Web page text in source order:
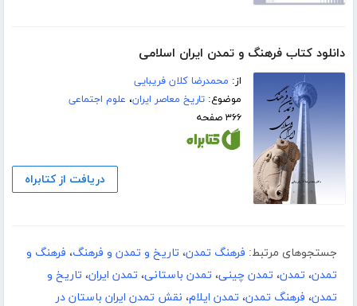
دانلود کتاب فرهنگ و تمدن ایران اسلامی
از: محمدرضا کلان فریبایی
موضوع:تاریخ معاصر ایران، علوم اجتماعی
۳۶۶ صفحه
دریافت از کتابراه
جستجوهای مرتبط: فرهنگ تمدن، تاریخ و تمدن و فرهنگ، فرهنگ و
تمدن، تمدن، تمدن چینی، تمدن باستانی، تمدن ایران، تاریخ و
تمدن، فرهنگ تمدن، تمدن ایلام، نقش تمدن ایران باستان در